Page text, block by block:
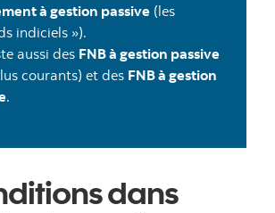
à gestion passive (les
indiciels »).
aussi des FNB à gestion passive
courants) et des FNB à gestion
.
dans